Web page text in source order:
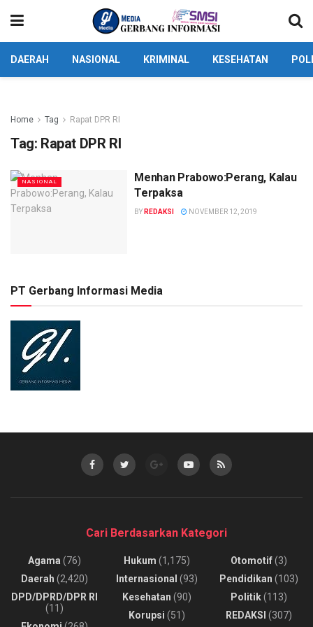
DAERAH NASIONAL KRIMINAL KESEHATAN
Home Tag Rapat DPR RI
Tag: Rapat DPR RI
NASIONAL
Menhan Prabowo:Perang, Kalau
Terpaksa
BY REDAKSI NOVEMBER 12, 2019
PT Gerbang Informasi Media
Cari Berdasarkan Kategori
Agama (76)
Daerah (2,420)
DPD/DPRD/DPR RI
(11)
Hukum (1,175)
Internasional (93)
Kesehatan (90)
Korupsi (51)
Otomotif(3)
Pendidikan (103)
Politik(113)
REDAKSI (307)